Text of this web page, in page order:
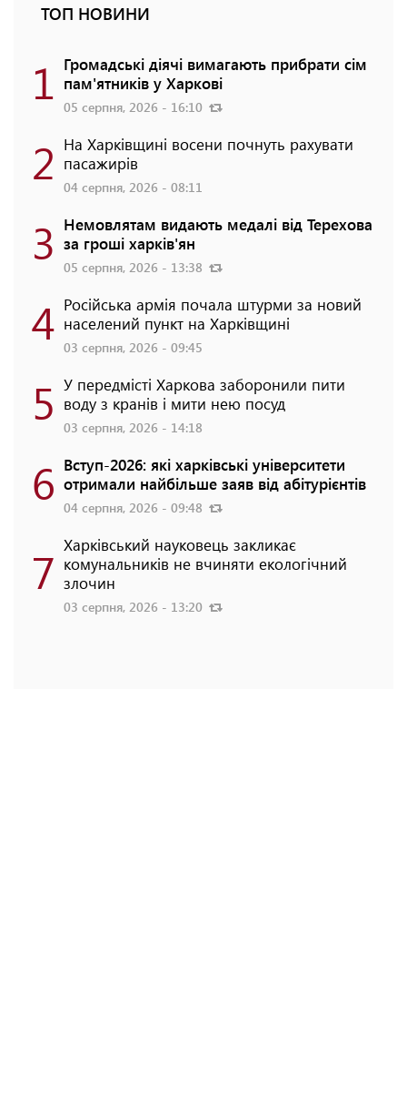
ТОП НОВИНИ
1 Громадські діячі вимагають прибрати сім
пам'ятників у Харкові
05 серпня, 2026 - 16:10
2 На Харківщині восени почнуть рахувати
пасажирів
04 серпня, 2026 - 08:11
3 Немовлятам видають медалі від Терехова
за гроші харків'ян
05 серпня, 2026 - 13:38
4 Російська армія почала штурми за новий
населений пункт на Харківщині
03 серпня, 2026 - 09:45
5 У передмісті Харкова заборонили пити
воду з кранів і мити нею посуд
03 серпня, 2026 - 14:18
6 Вступ-2026: які харківські університети
отримали найбільше заяв від абітурієнтів
04 серпня, 2026 - 09:48
7 Харківський науковець закликає
комунальників не вчиняти екологічний
злочин
03 серпня, 2026 - 13:20